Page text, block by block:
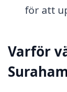
för att
Varför